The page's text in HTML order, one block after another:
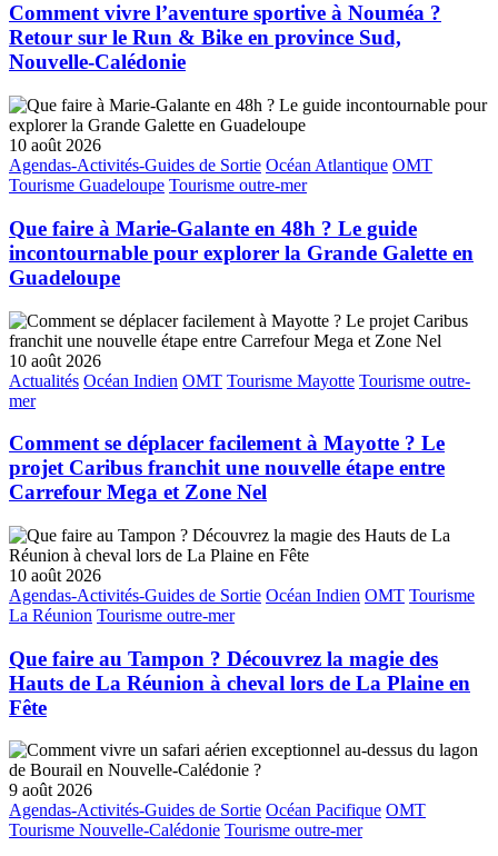
Comment vivre l’aventure sportive à Nouméa ?
Retour sur le Run & Bike en province Sud,
Nouvelle-Calédonie
10 août 2026
Agendas-Activités-Guides de Sortie Océan Atlantique OMT
Tourisme Guadeloupe Tourisme outre-mer
Que faire à Marie-Galante en 48h ? Le guide
incontournable pour explorer la Grande Galette en
Guadeloupe
10 août 2026
Actualités Océan Indien OMT Tourisme Mayotte Tourisme outre-
mer
Comment se déplacer facilement à Mayotte ? Le
projet Caribus franchit une nouvelle étape entre
Carrefour Mega et Zone Nel
10 août 2026
Agendas-Activités-Guides de Sortie Océan Indien OMT Tourisme
La Réunion Tourisme outre-mer
Que faire au Tampon ? Découvrez la magie des
Hauts de La Réunion à cheval lors de La Plaine en
Fête
9 août 2026
Agendas-Activités-Guides de Sortie Océan Pacifique OMT
Tourisme Nouvelle-Calédonie Tourisme outre-mer